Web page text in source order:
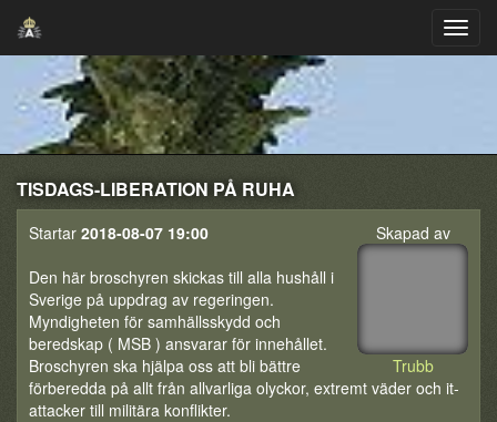
TISDAGS-LIBERATION PÅ RUHA
Skapad av
Trubb
Startar 2018-08-07 19:00
Den här broschyren skickas till alla hushåll i
Sverige på uppdrag av regeringen.
Myndigheten för samhällsskydd och
beredskap ( MSB ) ansvarar för innehållet.
Broschyren ska hjälpa oss att bli bättre
förberedda på allt från allvarliga olyckor, extremt väder och it-
attacker till militära konflikter.